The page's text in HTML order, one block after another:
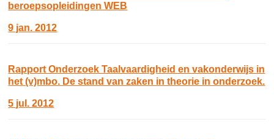
beroepsopleidingen WEB
9 jan. 2012
Rapport Onderzoek Taalvaardigheid en vakonderwijs in
het (v)mbo. De stand van zaken in theorie in onderzoek.
5 jul. 2012